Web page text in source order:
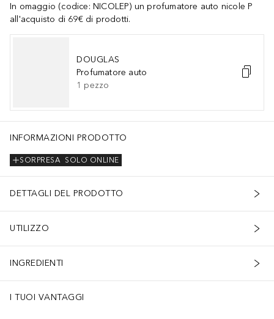
In omaggio (codice: NICOLEP) un profumatore auto nicole P
all'acquisto di 69€ di prodotti.
DOUGLAS
Profumatore auto
1 pezzo
INFORMAZIONI PRODOTTO
SOLO ONLINE
SORPRESA
DETTAGLI DEL PRODOTTO
UTILIZZO
INGREDIENTI
I TUOI VANTAGGI